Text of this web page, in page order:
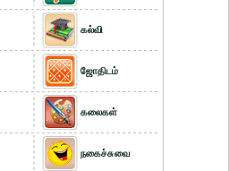
கல்வி
ஜோதிடம்
கலைகள்
நகைச்சுவை